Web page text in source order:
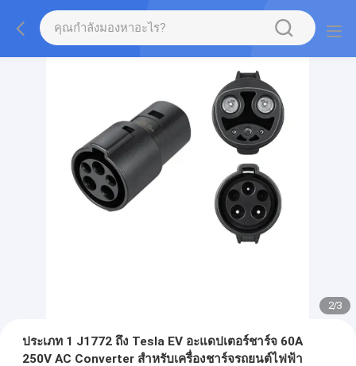
2/3
ประเภท 1 J1772 ถึง Tesla EV อะแดปเตอร์ชาร์จ 60A
250V AC Converter สำหรับเครื่องชาร์จรถยนต์ไฟฟ้า